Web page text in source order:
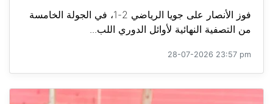
فوز الأنصار على جويا الرياضي 2-1، في الجولة الخامسة
من التصفية النهائية لأوائل الدوري اللب...
28-07-2026 23:57 pm